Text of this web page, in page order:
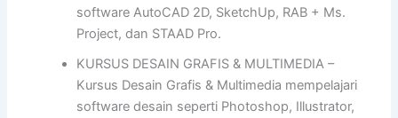
software AutoCAD 2D, SketchUp, RAB + Ms.
Project, dan STAAD Pro.
KURSUS DESAIN GRAFIS & MULTIMEDIA –
Kursus Desain Grafis & Multimedia mempelajari
software desain seperti Photoshop, Illustrator,